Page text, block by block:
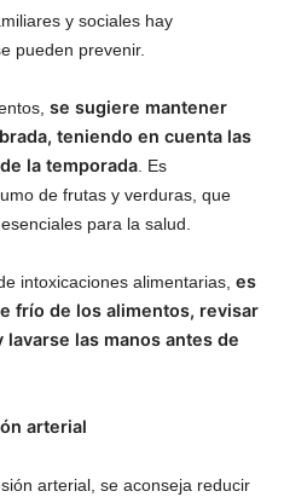
y sociales hay
pueden prevenir.
se sugiere mantener
teniendo en cuenta las
la temporada. Es
de frutas y verduras, que
para la salud.
intoxicaciones alimentarias, es
frío de los alimentos, revisar
las manos antes de
arterial
arterial, se aconseja reducir